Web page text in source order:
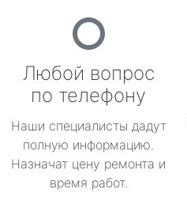
Любой вопрос
по телефону
Наши специалисты дадут
полную информацию.
Назначат цену ремонта и
время работ.